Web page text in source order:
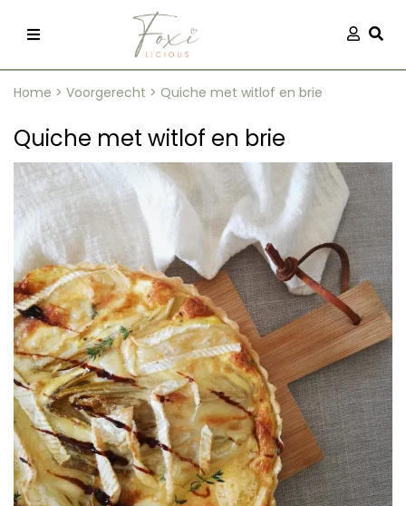
kleding
Home > Voorgerecht > Quiche met witlof en brie
Quiche met witlof en brie